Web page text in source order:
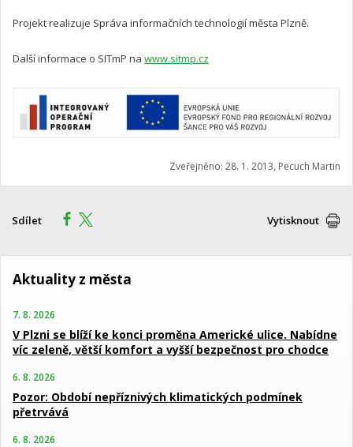
Projekt realizuje Správa informačních technologií města Plzně.
Další informace o SITmP na www.sitmp.cz
Zveřejněno: 28. 1. 2013, Pecuch Martin
Sdílet Vytisknout
Aktuality z města
7. 8. 2026
V Plzni se blíží ke konci proměna Americké ulice. Nabídne
víc zeleně, větší komfort a vyšší bezpečnost pro chodce
6. 8. 2026
Pozor: Období nepříznivých klimatických podmínek
přetrvává
6. 8. 2026